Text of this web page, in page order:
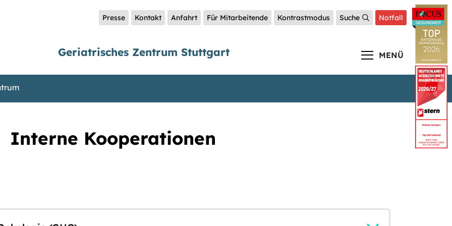
Presse Kontakt Anfahrt Für Mitarbeitende Kontrastmodus Suche Notfall
Geriatrisches Zentrum Stuttgart MENÜ
Interne Kooperationen